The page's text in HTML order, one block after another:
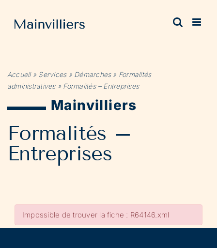
contenu
Accueil» Services» Démarches» Formalités
administratives» Formalités – Entreprises
Mainvilliers
Formalités –
Entreprises
Impossible de trouver la fiche : R64146.xml